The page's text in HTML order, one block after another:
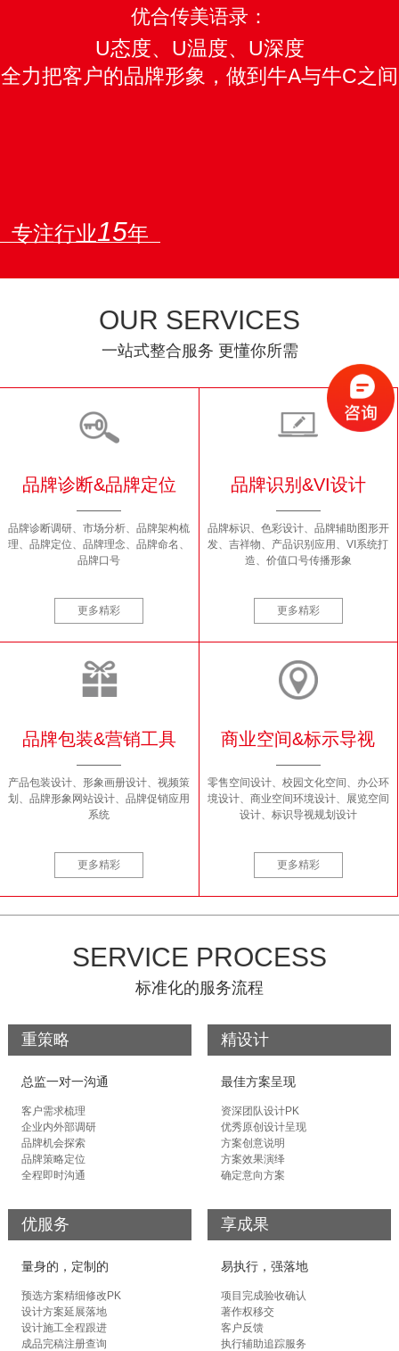
优合传美语录：
U态度、U温度、U深度
全力把客户的品牌形象，做到牛A与牛C之间
专注行业15年
OUR SERVICES
一站式整合服务 更懂你所需
品牌诊断&品牌定位
品牌诊断调研、市场分析、品牌架构梳
理、品牌定位、品牌理念、品牌命名、
品牌口号
更多精彩
品牌识别&VI设计
品牌标识、色彩设计、品牌辅助图形开
发、吉祥物、产品识别应用、VI系统打
造、价值口号传播形象
更多精彩
品牌包装&营销工具
产品包装设计、形象画册设计、视频策
划、品牌形象网站设计、品牌促销应用
系统
更多精彩
商业空间&标示导视
零售空间设计、校园文化空间、办公环
境设计、商业空间环境设计、展览空间
设计、标识导视规划设计
更多精彩
SERVICE PROCESS
标准化的服务流程
重策略
总监一对一沟通
客户需求梳理
企业内外部调研
品牌机会探索
品牌策略定位
全程即时沟通
精设计
最佳方案呈现
资深团队设计PK
优秀原创设计呈现
方案创意说明
方案效果演绎
确定意向方案
优服务
量身的，定制的
预选方案精细修改PK
设计方案延展落地
设计施工全程跟进
成品完稿注册查询
享成果
易执行，强落地
项目完成验收确认
著作权移交
客户反馈
执行辅助追踪服务